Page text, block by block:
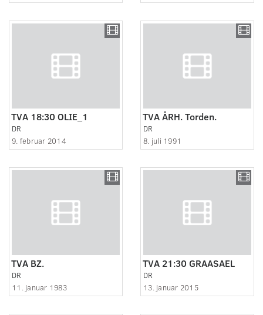
TVA 18:30 OLIE_1
DR
9. februar 2014
TVA ÅRH. Torden.
DR
8. juli 1991
TVA BZ.
DR
11. januar 1983
TVA 21:30 GRAASAEL
DR
13. januar 2015